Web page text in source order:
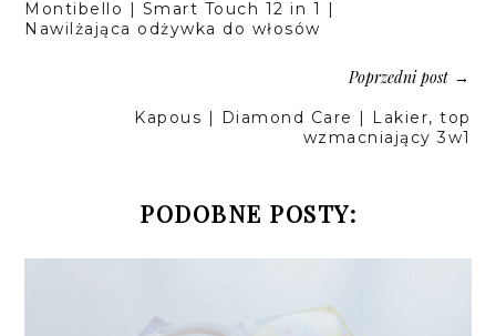
Montibello | Smart Touch 12 in 1 |
Nawilżająca odżywka do włosów
Poprzedni post→
Kapous | Diamond Care | Lakier, top
wzmacniający 3w1
PODOBNE POSTY: